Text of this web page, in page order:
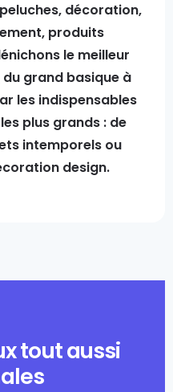
décoration,
produits
le meilleur
grand basique à
les indispensables
plus grands : de
intemporels ou
design.
tout aussi